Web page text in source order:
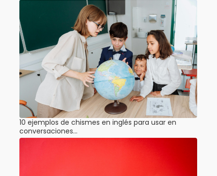
10 ejemplos de chismes en inglés para usar en
conversaciones…